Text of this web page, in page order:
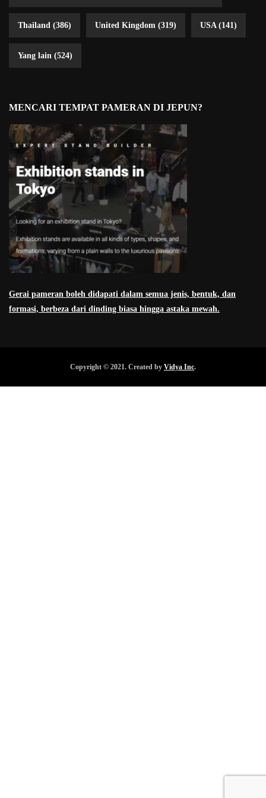
Thailand (386) United Kingdom (319) USA (141)
Yang lain (524)
MENCARI TEMPAT PAMERAN DI JEPUN?
Gerai pameran boleh didapati dalam semua jenis, bentuk, dan
formasi, berbeza dari dinding biasa hingga astaka mewah.
Copyright © 2021. Created by Vidya Inc.